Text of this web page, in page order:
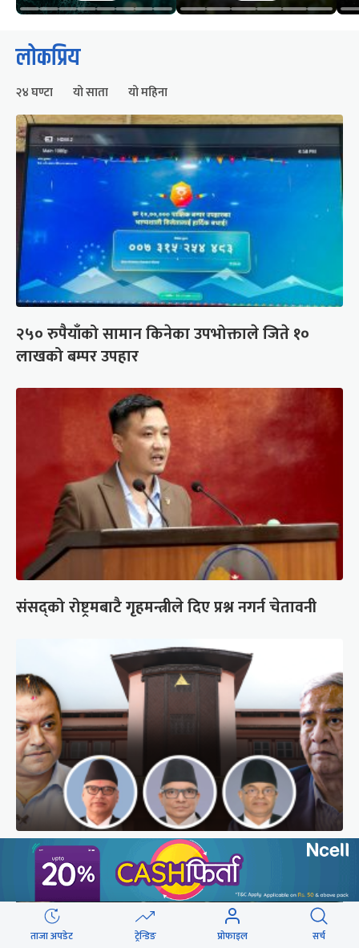
लोकप्रिय
२४ घण्टा यो साता यो महिना
२५० रुपैयाँको सामान किनेका उपभोक्ताले जिते १०
लाखको बम्पर उपहार
संसद्को रोष्ट्रमबाटै गृहमन्त्रीले दिए प्रश्न नगर्न चेतावनी
अब सर्वोच्चले कसरी गर्छ कांग्रेस विवादको सुनुवाइ ?
ताजा अपडेट ट्रेन्डिङ प्रोफाइल सर्च